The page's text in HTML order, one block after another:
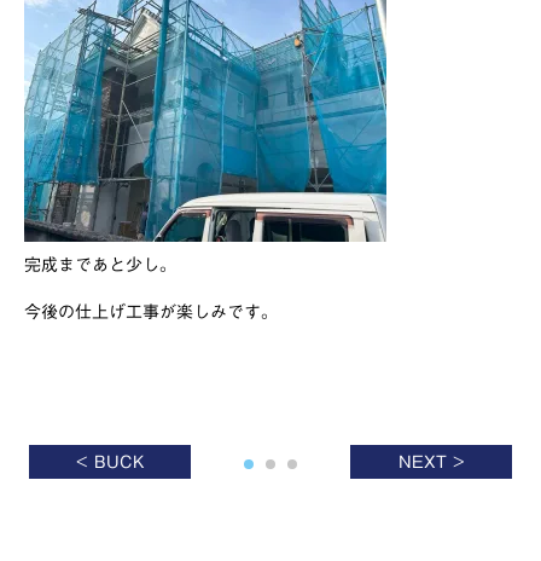
完成まであと少し。
今後の仕上げ工事が楽しみです。
< BUCK NEXT >